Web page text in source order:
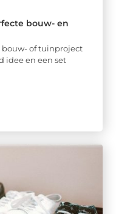
bouw- en
bouw- of tuinproject
idee en een set